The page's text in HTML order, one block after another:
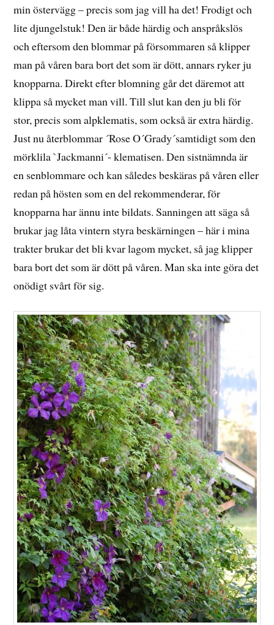
min östervägg – precis som jag vill ha det! Frodigt och
lite djungelstuk! Den är både härdig och anspråkslös
och eftersom den blommar på försommaren så klipper
man på våren bara bort det som är dött, annars ryker ju
knopparna. Direkt efter blomning går det däremot att
klippa så mycket man vill. Till slut kan den ju bli för
stor, precis som alpklematis, som också är extra härdig.
Just nu återblommar ´Rose O´Grady´samtidigt som den
mörklila `Jackmanni´- klematisen. Den sistnämnda är
en senblommare och kan således beskäras på våren eller
redan på hösten som en del rekommenderar, för
knopparna har ännu inte bildats. Sanningen att säga så
brukar jag låta vintern styra beskärningen – här i mina
trakter brukar det bli kvar lagom mycket, så jag klipper
bara bort det som är dött på våren. Man ska inte göra det
onödigt svårt för sig.